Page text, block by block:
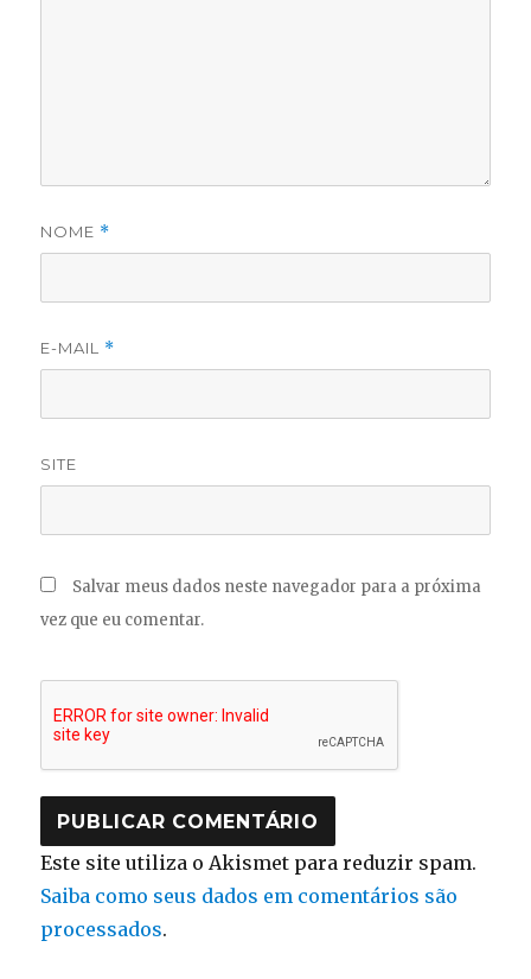
NOME *
E-MAIL *
SITE
Salvar meus dados neste navegador para a próxima
vez que eu comentar.
Este site utiliza o Akismet para reduzir spam.
Saiba como seus dados em comentários são
processados.